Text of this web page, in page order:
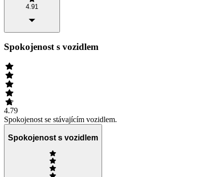
4.91
Spokojenost s vozidlem
4.79
Spokojenost se stávajícím vozidlem.
Spokojenost s vozidlem